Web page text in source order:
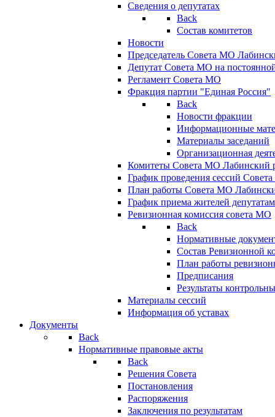
Сведения о депутатах
Back
Состав комитетов
Новости
Председатель Совета МО
Депутат Совета МО на
Регламент Совета МО
Фракция партии "Единая Россия"
Back
Новости фракции
Информационные
Материалы заседаний
Организационная
Комитеты Совета МО Лабинский
График проведения сессий
План работы Совета МО
График приема жителей
Ревизионная комиссия совета МО
Back
Нормативные
Состав Ревизионной
План работы
Предписания
Результаты
Материалы сессий
Информация об уставах
Документы
Back
Нормативные правовые акты
Back
Решения Совета
Постановления
Распоряжения
Заключения по результатам